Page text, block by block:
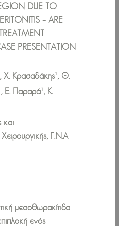
DUE TO
– ARE
PRESENTATION
, Χ. Κρασαδάκης1 , Θ.
, Ε. Παραρά1 , Κ.
και
Γ.Ν.Α
μεσοθωρακίτιδα
ενός